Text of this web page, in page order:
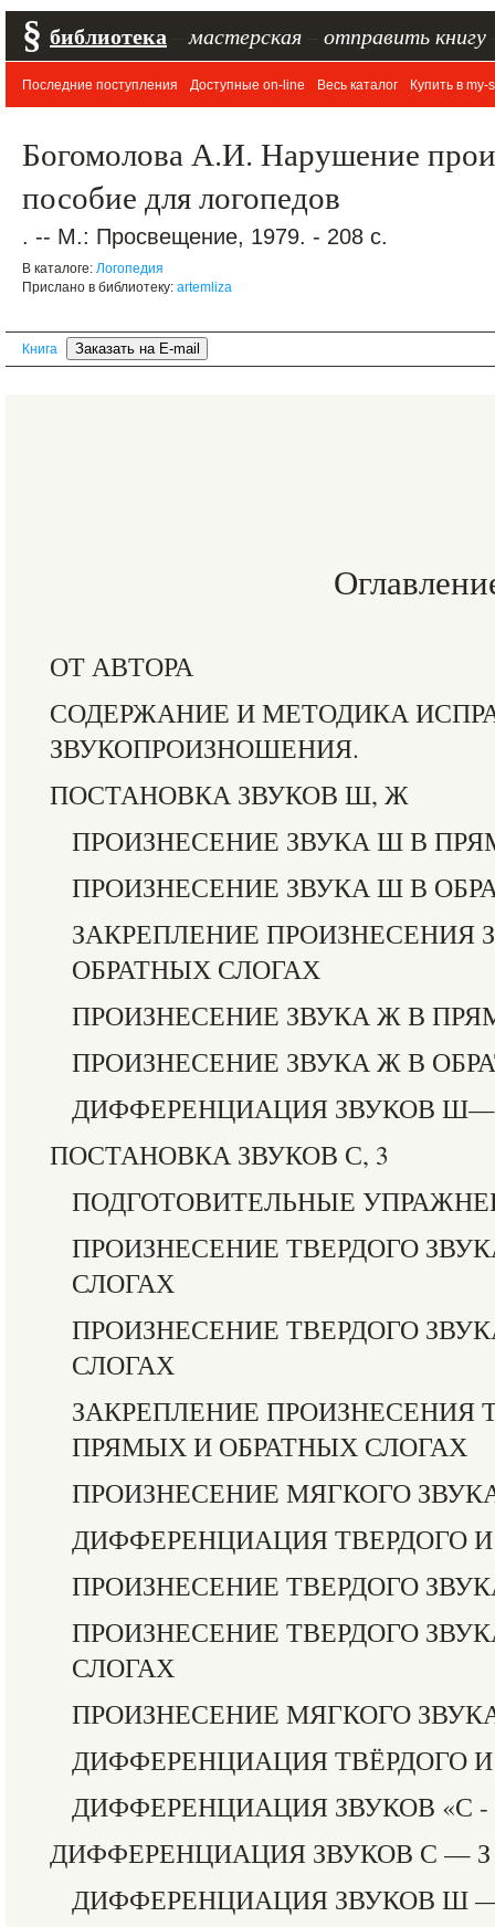
§ библиотека мастерская отправить книгу
Последние поступления Доступные on-line Весь каталог Купить в my-
Богомолова А.И. Нарушение
пособие для логопедов
. -- М.: Просвещение, 1979. - 208 с.
В каталоге: Логопедия
Прислано в библиотеку: artemliza
Книга
ОТ АВТОРА
СОДЕРЖАНИЕ И МЕТОДИКА
ЗВУКОПРОИЗНОШЕНИЯ.
ПОСТАНОВКА ЗВУКОВ Ш, Ж
ПРОИЗНЕСЕНИЕ ЗВУКА Ш В
ПРОИЗНЕСЕНИЕ ЗВУКА Ш В
ЗАКРЕПЛЕНИЕ
ОБРАТНЫХ СЛОГАХ
ПРОИЗНЕСЕНИЕ ЗВУКА Ж В
ПРОИЗНЕСЕНИЕ ЗВУКА Ж В
ДИФФЕРЕНЦИАЦИЯ ЗВУКОВ
ПОСТАНОВКА ЗВУКОВ С, 3
ПОДГОТОВИТЕЛЬНЫЕ
ПРОИЗНЕСЕНИЕ ТВЕРДОГО
СЛОГАХ
ПРОИЗНЕСЕНИЕ ТВЕРДОГО
СЛОГАХ
ЗАКРЕПЛЕНИЕ ПРОИЗНЕСЕНИЯ
ПРЯМЫХ И ОБРАТНЫХ СЛОГАХ
ПРОИЗНЕСЕНИЕ МЯГКОГО
ДИФФЕРЕНЦИАЦИЯ ТВЕРДОГО
ПРОИЗНЕСЕНИЕ ТВЕРДОГО
ПРОИЗНЕСЕНИЕ ТВЕРДОГО
СЛОГАХ
ПРОИЗНЕСЕНИЕ МЯГКОГО ЗВУКА
ДИФФЕРЕНЦИАЦИЯ ТВЁРДОГО
ДИФФЕРЕНЦИАЦИЯ ЗВУКОВ «С -
ДИФФЕРЕНЦИАЦИЯ ЗВУКОВ С —
ДИФФЕРЕНЦИАЦИЯ ЗВУКОВ Ш